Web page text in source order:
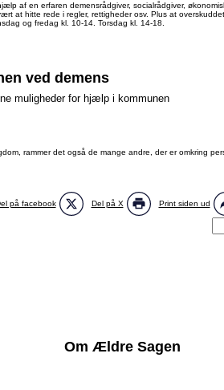
af en erfaren demensrådgiver, socialrådgiver,
at hitte rede i regler, rettigheder osv. Plus at
og fredag kl. 10-14. Torsdag kl. 14-18.
ved demens
muligheder for hjælp i kommunen
Ældre Sagens rådgivning , hvis du er i tvivl.
af fysisk funktionsnedsættelse
rammer det også de mange andre, der er omkring
på facebook Del på X Print siden ud
Om Ældre Sagen